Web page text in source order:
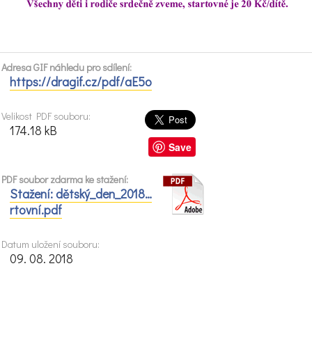
Adresa GIF náhledu pro sdílení:
https://dragif.cz/pdf/aE5o
Save
Velikost PDF souboru:
174.18 kB
PDF soubor zdarma ke stažení:
Stažení: dětský_den_2018…
rtovní.pdf
Datum uložení souboru:
09. 08. 2018